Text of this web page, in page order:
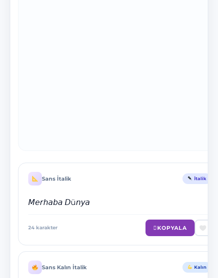
Sans İtalik İtalik
𝘔𝘦𝘳𝘩𝘢𝘣𝘢 𝘋ü𝘯𝘺𝘢
24 karakter KOPYALA
Sans Kalın İtalik Kalın